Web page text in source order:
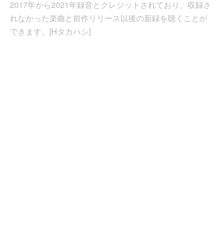
2017年から2021年録音とクレジットされており、収録さ
れなかった楽曲と前作リリース以後の新録を聴くことが
できます。[Hタカハシ]